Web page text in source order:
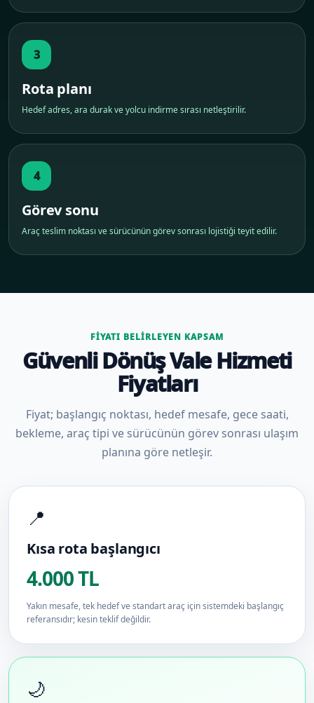
3
Rota planı
Hedef adres, ara durak ve yolcu indirme sırası netleştirilir.
4
Görev sonu
Araç teslim noktası ve sürücünün görev sonrası lojistiği teyit edilir.
FIYATI BELIRLEYEN KAPSAM
Güvenli Dönüş Vale Hizmeti
Fiyatları
Fiyat; başlangıç noktası, hedef mesafe, gece saati,
bekleme, araç tipi ve sürücünün görev sonrası ulaşım
planına göre netleşir.
📍
Kısa rota başlangıcı
4.000 TL
Yakın mesafe, tek hedef ve standart araç için sistemdeki başlangıç
referansıdır; kesin teklif değildir.
🌙